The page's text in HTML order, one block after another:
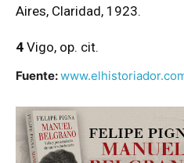
Aires, Claridad, 1923.
4 Vigo, op. cit.
Fuente: